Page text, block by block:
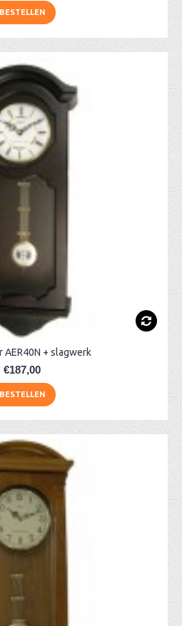
BESTELLEN
AER40N + slagwerk
€187,00
BESTELLEN